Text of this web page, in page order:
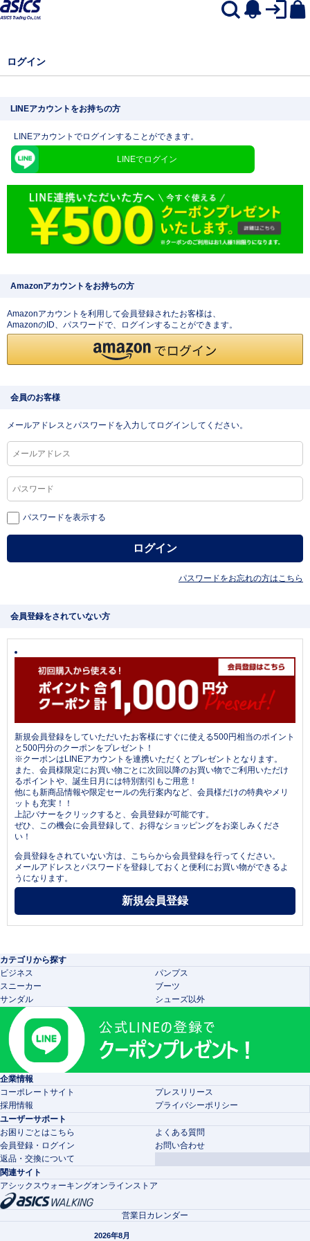
ログイン
LINEアカウントをお持ちの方
LINEアカウントでログインすることができます。
LINEでログイン
Amazonアカウントをお持ちの方
Amazonアカウントを利用して会員登録されたお客様は、
AmazonのID、パスワードで、ログインすることができます。
会員のお客様
メールアドレスとパスワードを入力してログインしてください。
パスワードを表示する
パスワードをお忘れの方はこちら
会員登録をされていない方
新規会員登録をしていただいたお客様にすぐに使える500円相当のポイント
と500円分のクーポンをプレゼント！
※クーポンはLINEアカウントを連携いただくとプレゼントとなります。
また、会員様限定にお買い物ごとに次回以降のお買い物でご利用いただけ
るポイントや、誕生日月には特別割引もご用意！
他にも新商品情報や限定セールの先行案内など、会員様だけの特典やメリ
ットも充実！！
上記バナーをクリックすると、会員登録が可能です。
ぜひ、この機会に会員登録して、お得なショッピングをお楽しみくださ
い！
会員登録をされていない方は、こちらから会員登録を行ってください。
メールアドレスとパスワードを登録しておくと便利にお買い物ができるよ
うになります。
カテゴリから探す
ビジネス
パンプス
スニーカー
ブーツ
サンダル
シューズ以外
企業情報
コーポレートサイト
プレスリリース
採用情報
プライバシーポリシー
ユーザーサポート
お困りごとはこちら
よくある質問
会員登録・ログイン
お問い合わせ
返品・交換について
関連サイト
アシックスウォーキングオンラインストア
営業日カレンダー
2026年8月